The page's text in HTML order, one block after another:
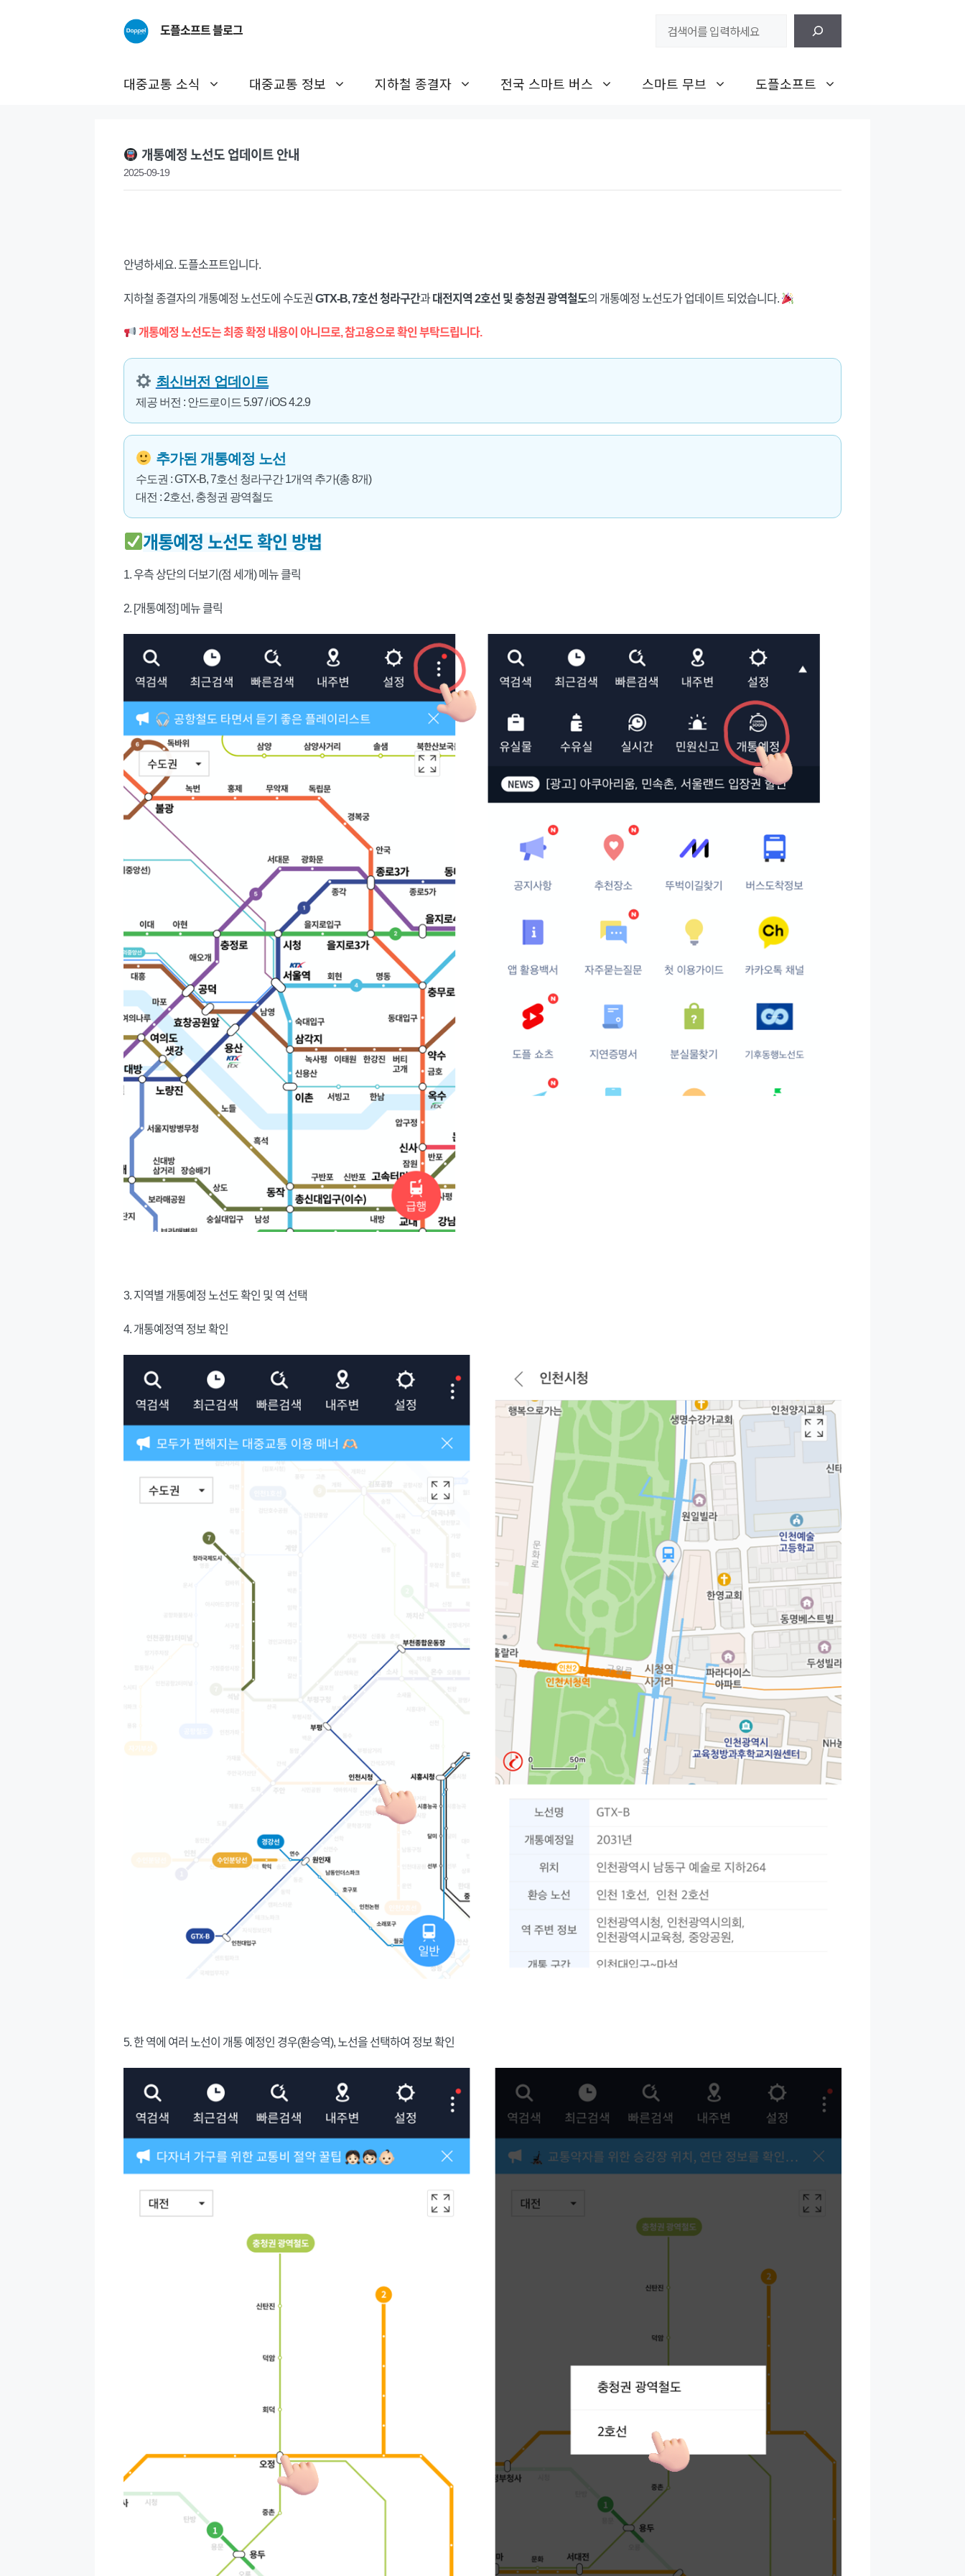
도플소프트 블로그
대중교통 소식 대중교통 정보 지하철 종결자 전국 스마트 버스 스마트 무브 도플소프트
개통예정 노선도 업데이트 안내
2025-09-19
안녕하세요. 도플소프트입니다.
지하철 종결자의 개통예정 노선도에 수도권 GTX-B, 7호선 청라구간과대전지역 2호선 및 충청권 광역철도의 개통예정 노선도가 업데이트 되었습니다.
개통예정 노선도는 최종 확정 내용이 아니므로, 참고용으로 확인 부탁드립니다.
최신버전 업데이트
제공 버전 : 안드로이드 5.97 / iOS 4.2.9
추가된 개통예정 노선
수도권 : GTX-B, 7호선 청라구간 1개역 추가(총 8개)
대전 : 2호선, 충청권 광역철도
개통예정 노선도 확인 방법
1. 우측 상단의 더보기(점 세개) 메뉴 클릭
2. [개통예정] 메뉴 클릭
3. 지역별 개통예정 노선도 확인 및 역 선택
4. 개통예정역 정보 확인
5. 한 역에 여러 노선이 개통 예정인 경우(환승역), 노선을 선택하여 정보 확인